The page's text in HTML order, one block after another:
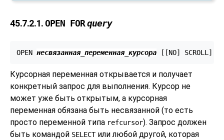
45.7.2.1.OPEN FORquery
OPEN несвязанная_переменная_курсора [ [NO] SCROLL ]
Курсорная переменная открывается и получает
конкретный запрос для выполнения. Курсор не
может уже быть открытым, а курсорная
переменная обязана быть несвязанной (то есть
просто переменной типа refcursor). Запрос должен
быть командой SELECTили любой другой, которая